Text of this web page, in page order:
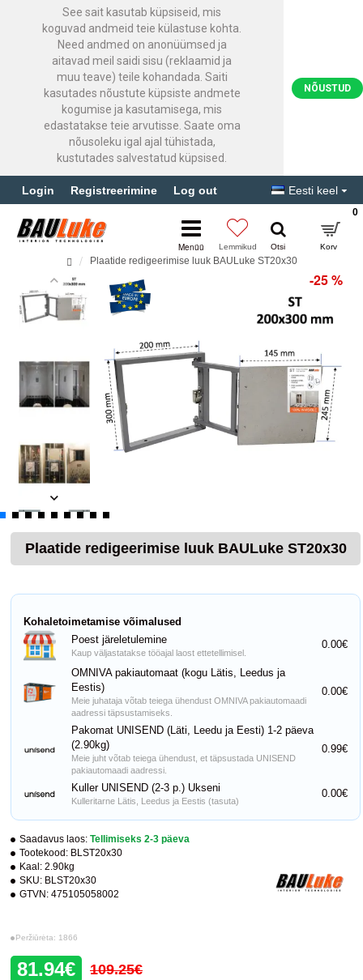
See sait kasutab küpsiseid, mis
koguvad andmeid teie külastuse kohta.
Need andmed on anonüümsed ja
aitavad meil saidi sisu (reklaamid ja
muu teave) teile kohandada. Saiti
kasutades nõustute küpsiste andmete
kogumise ja kasutamisega, mis
edastatakse teie arvutisse. Saate oma
nõusoleku igal ajal tühistada,
kustutades salvestatud küpsised.
NÕUSTUD
Login Registreerimine Log out Eesti keel
0
Plaatide redigeerimise luuk BAULuke ST20x30
-25 %
Plaatide redigeerimise luuk BAULuke ST20x30
Saadavus laos: Tellimiseks 2-3 päeva
Tootekood: BLST20x30
Kaal: 2.90kg
SKU: BLST20x30
GTVN: 475105058002
Peržiūrėta: 1866
81.94€ 109.25€
Kohaletoimetamise võimalused
Poest järeletulemine
Kaup väljastatakse tööajal laost ettetellimisel.
0.00€
OMNIVA pakiautomaat (kogu Lätis, Leedus ja
Eestis)
Meie juhataja võtab teiega ühendust OMNIVA pakiautomaadi
aadressi täpsustamiseks.
0.00€
Pakomat UNISEND (Läti, Leedu ja Eesti) 1-2 päeva
(2.90kg)
Meie juht võtab teiega ühendust, et täpsustada UNISEND
pakiautomaadi aadressi.
0.99€
Kuller UNISEND (2-3 p.) Ukseni
Kulleritarne Lätis, Leedus ja Eestis (tasuta)
0.00€